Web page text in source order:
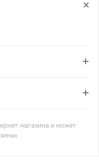
магазина и может